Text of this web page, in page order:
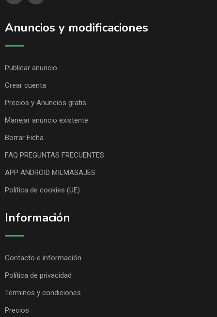
Anuncios y modificaciones
Publicar anuncio
Crear cuenta
Precios y Anuncios gratis
Manejar anuncio existente
Borrar Ficha
FAQ PREGUNTAS FRECUENTES
APP ANDROID MILMASAJES
Política de cookies (UE)
Información
Contacto e información
Política de privacidad
Terminos y condiciones
Precios